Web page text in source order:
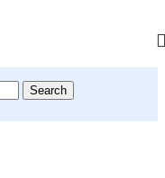
Search